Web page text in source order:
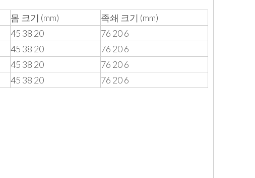
몸 크기 (mm)
족쇄 크기 (mm)
45 38 20
76 20 6
45 38 20
76 20 6
45 38 20
76 20 6
45 38 20 76 20 6